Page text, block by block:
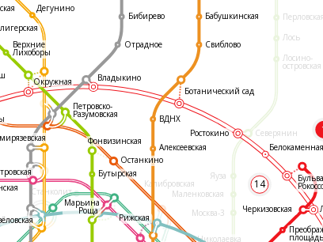
Лось
Лосино-
островская
Северянин
Яуза
Маленковская
Москва-3
Николаевка
Калибровская
Станколит
14
Останкино
Бабушкинская
Свиблово
ВДНХ
Алексеевская
Рижская
Окружная
Дегунино
Верхние
Лихоборы
Марьина
Роща
Фонвизинская
Бутырская
Петровско-
Разумовская
Бибирево
Отрадное
Владыкино
Ботанический сад
Ростокино
Черкизовская
площадь